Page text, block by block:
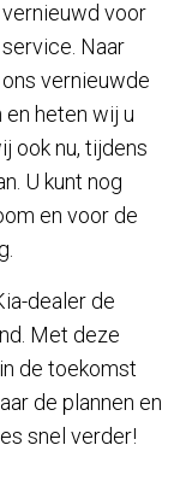
voor
Naar
vernieuwde
en heten wij u
ook nu, tijdens
U kunt nog
en voor de
dealer de
Met deze
de toekomst
de plannen en
snel verder!